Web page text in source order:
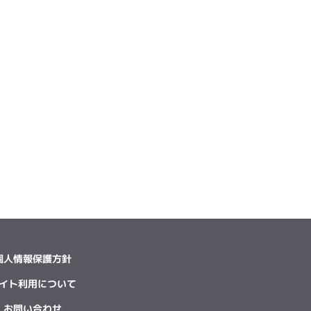
人情報保護方針
ト利用について
お問い合わせ